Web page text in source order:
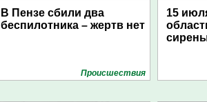
В Пензе сбили два
беспилотника – жертв нет
Проиcшествия
15